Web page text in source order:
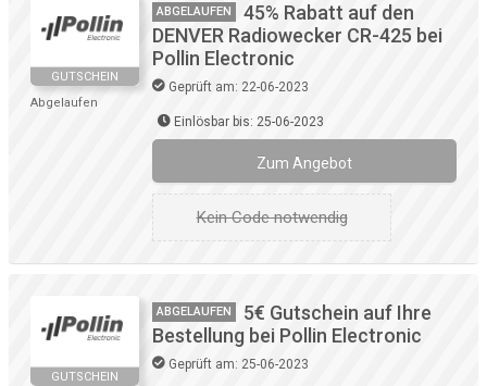
GUTSCHEIN
Abgelaufen
ABGELAUFEN
45% Rabatt auf den
DENVER Radiowecker CR-425 bei
Pollin Electronic
Geprüft am: 22-06-2023
Einlösbar bis: 25-06-2023
Zum Angebot
Kein Code notwendig
GUTSCHEIN
ABGELAUFEN
5€ Gutschein auf Ihre
Bestellung bei Pollin Electronic
Geprüft am: 25-06-2023